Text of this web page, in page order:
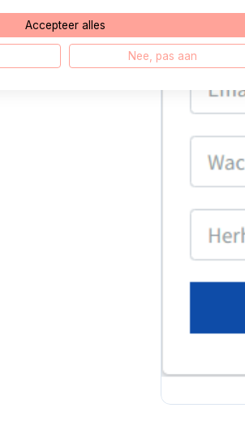
Accepteer alles
Nee, pas aan